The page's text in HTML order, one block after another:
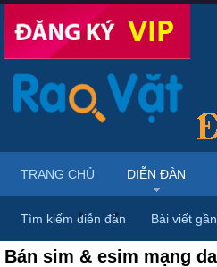
Diễn đàn ... Mua bán sim
Bán sim & esim mạng
TRANG CHỦ DIỄN ĐÀN
Tìm kiếm diễn đàn Bài viết